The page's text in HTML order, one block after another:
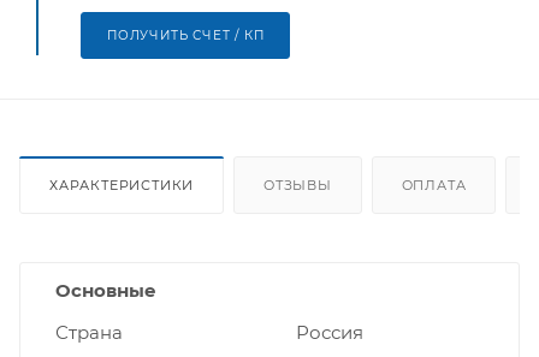
ПОЛУЧИТЬ СЧЕТ / КП
ХАРАКТЕРИСТИКИ ОТЗЫВЫ ОПЛАТА
Основные
Страна
Россия